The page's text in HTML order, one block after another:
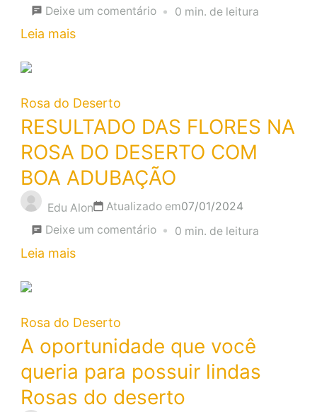
JÁ
Deixe um comentárioem
SUBSTRATO
a
ROSA
DO
DESERTO,
SAIBA
0 min. de leitura
Leia mais
Rosa do Deserto
RESULTADO DAS FLORES NA
ROSA DO DESERTO COM
BOA ADUBAÇÃO
Edu Alon Atualizado em07/01/2024
Deixe um comentárioem
ROSA
DESERTO
COM
0 min. de leitura
Leia mais
Rosa do Deserto
A oportunidade que você
queria para possuir lindas
Rosas do deserto